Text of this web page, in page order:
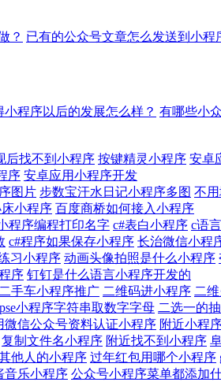
？ 已有的公众号文章怎么发送到小程
小程序以后的发展怎么样？ 有哪些小
后找不到小程序 按键精灵小程序 安卓
序 安卓应用小程序开发
图片 步数宝汗水日记小程序多图 不
小程序 百度商桥如何接入小程序
程序编程打印名字 c#表白小程序 c语
c#程序如果保存小程序 长治微信小程
习小程序 动画头像拍照是什么小程序
序 钉钉是什么语言小程序开发的
二手车小程序推广 二维码进小程序 二
小程序字符串取数字字母 二选一的
微信公众号资料认证小程序 附近小程
复制文件名小程序 附近找不到小程序
他人的小程序 过年红包用哪个小程序
音乐小程序 公众号小程序菜单都添加